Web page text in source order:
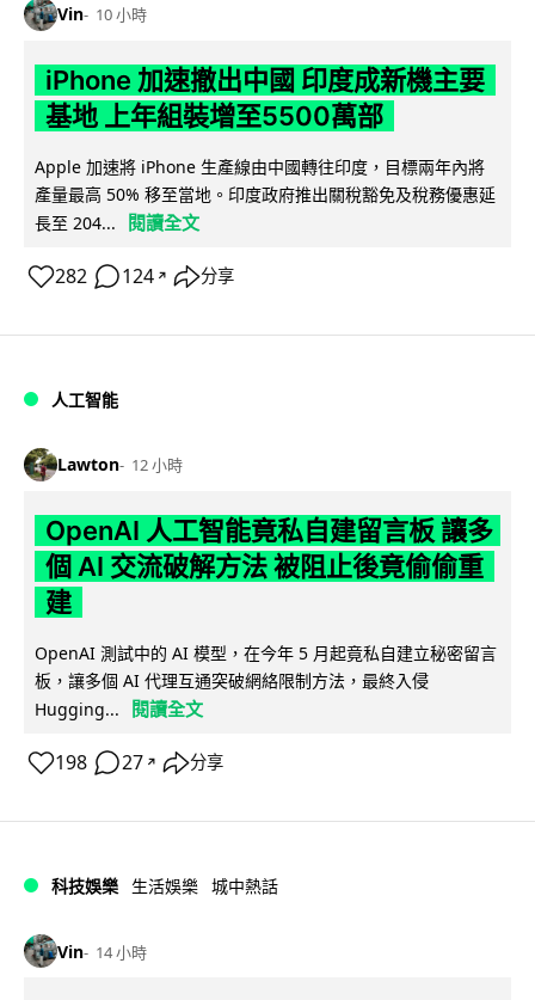
Vin 10 小時
iPhone 加速撤出中國 印度成新機主要
基地 上年組裝增至5500萬部
Apple 加速將 iPhone 生產線由中國轉往印度，目標兩年內將
產量最高 50% 移至當地。印度政府推出關稅豁免及稅務優惠延
長至 204...
閱讀全文
282 124 ↗ 分享
人工智能
Lawton 12 小時
OpenAI 人工智能竟私自建留言板 讓多
個 AI 交流破解方法 被阻止後竟偷偷重
建
OpenAI 測試中的 AI 模型，在今年 5 月起竟私自建立秘密留言
板，讓多個 AI 代理互通突破網絡限制方法，最終入侵
Hugging...
閱讀全文
198 27 ↗ 分享
科技娛樂 生活娛樂 城中熱話
Vin 14 小時